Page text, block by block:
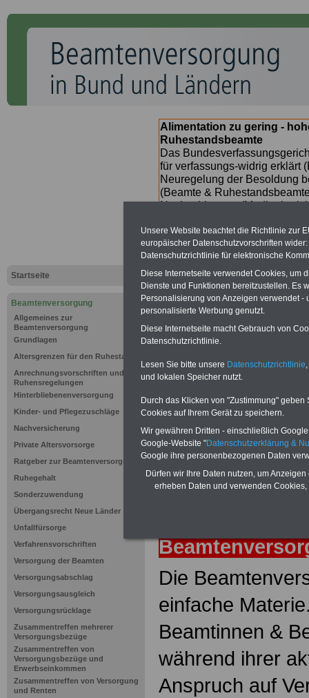
Startseite
Beamtenversorgung
Allgemeines zur
Beamtenversorgung
Grundlagen
Altersgrenzen für den Ruhestand
Anrechnungsvorschriften und
Ruhensregelungen
Hinterbliebenenversorgung
Kinder- und Pflegezuschläge
Nachversicherung
Private Altersvorsorge
Ratgeber zur Beamtenversorgung
Ruhegehalt
Sonderzuwendung
Übergangsrecht Neue Länder
Unfallfürsorge
Verfahrensvorschriften
Versorgung der Beamten
Versorgungsabschlag
Versorgungsausgleich
Versorgungsrücklage
Zusammentreffen mehrerer
Versorgungsbezüge
Zusammentreffen von
Versorgungsbezüge und
Erwerbseinkommen
Zusammentreffen von Versorgung
und Renten
Alimentation zu gering -
Ruhestandsbeamte
Das
für verfassungs-widrig erklärt
Neuregelung der Besoldung
(Beamte &
Nachzahlungen
SERVICE gibt hierzu im II.
(unmittelbar nach Beschluss
Bundesregierung >>>
zur
Ratgeber für 7,50 Euro
Die
einfache
Beamtinnen &
während ihrer
Anspruch auf
Unsere Website beachtet die Richtlinie zur
europäischer Datenschutzvorschriften
Datenschutzrichtlinie für elektronische
Diese Internetseite verwendet Cookies, um
Dienste und Funktionen bereitzustellen. Es
Personalisierung von Anzeigen verwendet
personalisierte Werbung genutzt.
Diese Internetseite macht Gebrauch von
Datenschutzrichtlinie.
Lesen Sie bitte unsere Datenschutzrichtlinie
und lokalen Speicher nutzt.
Durch das Klicken von "Zustimmung"
Cookies auf Ihrem Gerät zu speichern.
Wir gewähren Dritten - einschließlich
Google-Website "Datenschutzerklärung &
Google ihre personenbezogenen Daten
Dürfen wir Ihre Daten nutzen, um
erheben Daten und verwenden